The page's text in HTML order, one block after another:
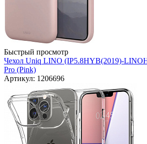
Быстрый просмотр
Чехол Uniq LINO (IP5.8HYB(2019)-
Pro (Pink)
Артикул: 1206696